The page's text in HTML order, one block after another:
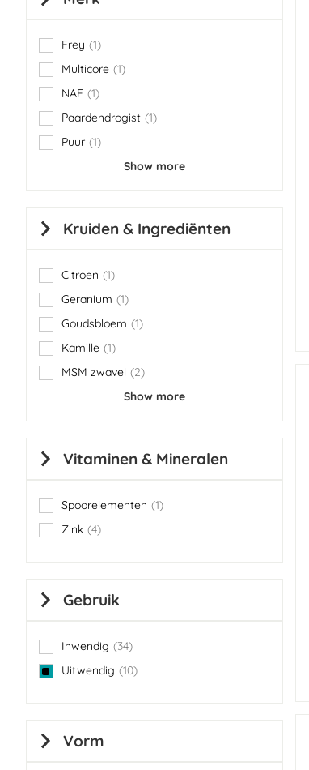
Frey 1
item
Multicore 1
item
NAF 1
item
Paardendrogist 1
item
Puur 1
item
Show more
Kruiden & Ingrediënten
Citroen 1
item
Geranium
1
item
Goudsbloem
1
item
Kamille 1
item
MSM zwavel
2
items
Show more
Vitaminen & Mineralen
Spoorelementen 1
item
Zink 4
items
Gebruik
Inwendig 34
items
Uitwendig
10
items
Vorm